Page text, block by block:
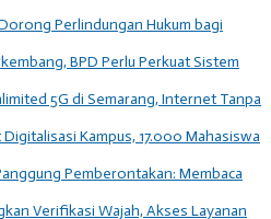
Perlindungan Hukum bagi
BPD Perlu Perkuat Sistem
5G di Semarang, Internet Tanpa
Kampus, 17.000 Mahasiswa
Pemberontakan: Membaca
Verifikasi Wajah, Akses Layanan